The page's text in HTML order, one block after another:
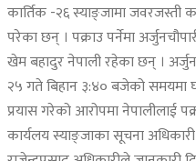
कार्तिक -२६ स्याङ्जामा
परेका छन् । पक्राउ पर्नेमा
खेम बहादुर नेपाली रहेका छन् ।
२५ गते बिहान ३:४० बजेको समयमा
प्रयास गरेको आरोपमा नेपालीलाई
कार्यलय स्याङ्जाका सूचना अधिकारी